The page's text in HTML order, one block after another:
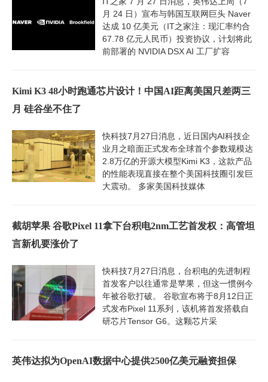
月 24 日）宣布与韩国互联网巨头 Naver
达成 10 亿美元（IT之家注：现汇率约合
67.78 亿元人民币）投资协议，计划将此
前部署的 NVIDIA DSX AI 工厂扩容
Kimi K3 48小时跑通芯片设计！中国AI距离美国只差两三
月 硅谷坐不住了
快科技7月27日消息，近日国内AI科技企
业月之暗面正式发布全球首个参数规模达
2.8万亿的开源大模型Kimi K3，这款产品
的性能表现直接在整个美国科技圈引发巨
大震动。 多家美国科技媒体
截胡苹果 谷歌Pixel 11拿下台积电2nm工艺首发权：高管坦
言新机要涨价了
快科技7月27日消息，台积电的先进制程
首发客户以往通常是苹果，但这一惯例今
年被谷歌打破。 谷歌宣布将于8月12日正
式发布Pixel 11系列，该机将首发搭载自
研芯片Tensor G6。这颗芯片采
英伟达拟为OpenAI数据中心提供2500亿美元融资担保